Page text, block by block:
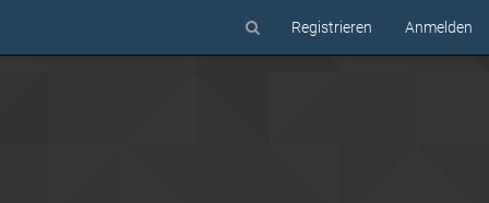
Registrieren Anmelden